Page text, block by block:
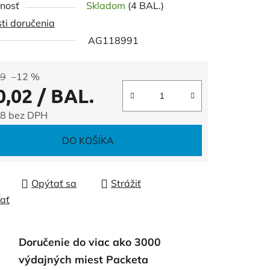
Skladom (4 BAL.)
doručenia
AG118991
–12 %
/ BAL.
bez DPH
DO KOŠÍKA
Opýtať sa
Strážiť
Doručenie do viac ako 3000
výdajných miest Packeta